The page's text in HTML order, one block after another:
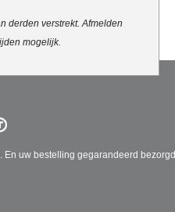
En uw bestelling gegarandeerd
derden verstrekt. Afmelden
mogelijk.